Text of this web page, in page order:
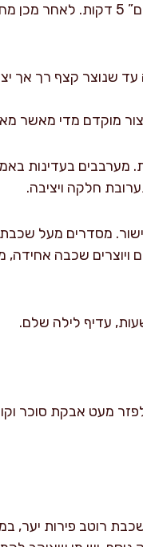
בקערה קטנה מניחים את הג’לטין עם המים הקרים, נותנים לג’לטין
קצף רך אך יציב (2-3
מוקדם מדי מאשר
מערבבים בעדינות
חלקה ויציבה.
מסדרים מעל שכבת
שכבה אחידה,
מעט אבקת סוכר
רוטב פירות יער,